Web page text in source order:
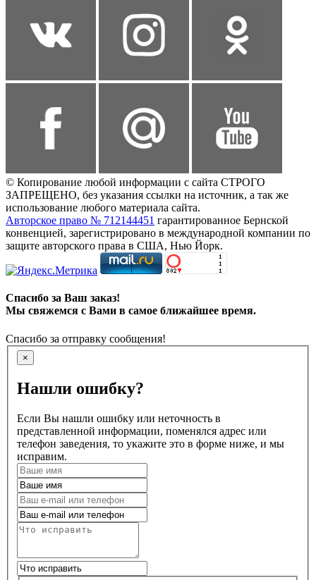
© Копирование любой информации с сайта СТРОГО
ЗАПРЕЩЕНО, без указания ссылки на источник, а так же
использование любого материала сайта.
Авторское право № 712144451 гарантированное Бернской
конвенцией, зарегистрировано в международной компании по
защите авторского права в США, Нью Йорк.
Спасибо за Ваш заказ!
Мы свяжемся с Вами в самое ближайшее время.
Спасибо за отправку сообщения!
×
Нашли ошибку?
Если Вы нашли ошибку или неточность в
представленной информации, поменялся адрес или
телефон заведения, то укажите это в форме ниже, и мы
исправим.